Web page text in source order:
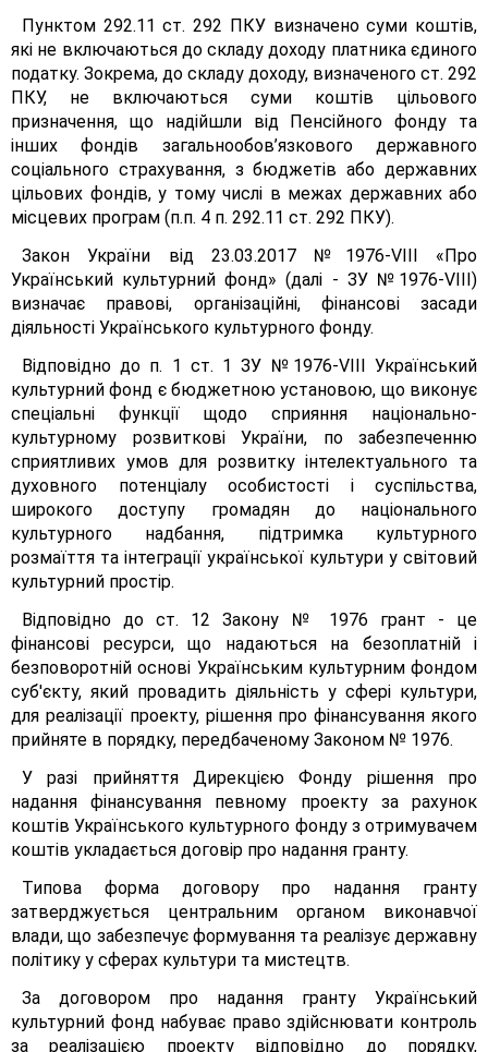
Пунктом 292.11 ст. 292 ПКУ визначено суми коштів,
які не включаються до складу доходу платника єдиного
податку. Зокрема, до складу доходу, визначеного ст. 292
ПКУ, не включаються суми коштів цільового
призначення, що надійшли від Пенсійного фонду та
інших фондів загальнообов’язкового державного
соціального страхування, з бюджетів або державних
цільових фондів, у тому числі в межах державних або
місцевих програм (п.п. 4 п. 292.11 ст. 292 ПКУ).
Закон України від 23.03.2017 №1976-VІІІ «Про
Український культурний фонд» (далі - ЗУ №1976-VIII)
визначає правові, організаційні, фінансові засади
діяльності Українського культурного фонду.
Відповідно до п. 1 ст. 1 ЗУ №1976-VІІІ Український
культурний фонд є бюджетною установою, що виконує
спеціальні функції щодо сприяння національно-
культурному розвиткові України, по забезпеченню
сприятливих умов для розвитку інтелектуального та
духовного потенціалу особистості і суспільства,
широкого доступу громадян до національного
культурного надбання, підтримка культурного
розмаїття та інтеграції української культури у світовий
культурний простір.
Відповідно до ст. 12 Закону № 1976 грант - це
фінансові ресурси, що надаються на безоплатній і
безповоротній основі Українським культурним фондом
суб'єкту, який провадить діяльність у сфері культури,
для реалізації проекту, рішення про фінансування якого
прийняте в порядку, передбаченому Законом № 1976.
У разі прийняття Дирекцією Фонду рішення про
надання фінансування певному проекту за рахунок
коштів Українського культурного фонду з отримувачем
коштів укладається договір про надання гранту.
Типова форма договору про надання гранту
затверджується центральним органом виконавчої
влади, що забезпечує формування та реалізує державну
політику у сферах культури та мистецтв.
За договором про надання гранту Український
культурний фонд набуває право здійснювати контроль
за реалізацією проекту відповідно до порядку,